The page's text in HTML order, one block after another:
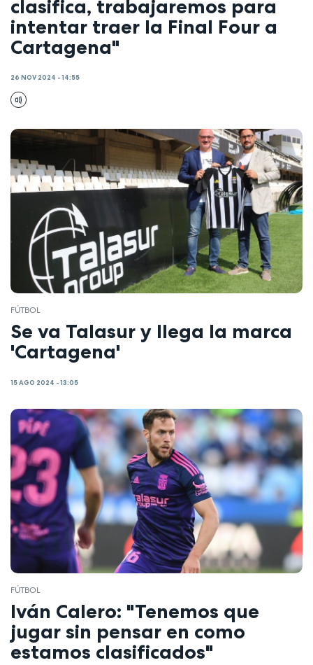
clasifica, trabajaremos para
intentar traer la Final Four a
Cartagena"
26 NOV 2024 - 14:55
FÚTBOL
Se va Talasur y llega la marca
'Cartagena'
15 AGO 2024 - 13:05
FÚTBOL
Iván Calero: "Tenemos que
jugar sin pensar en como
estamos clasificados"